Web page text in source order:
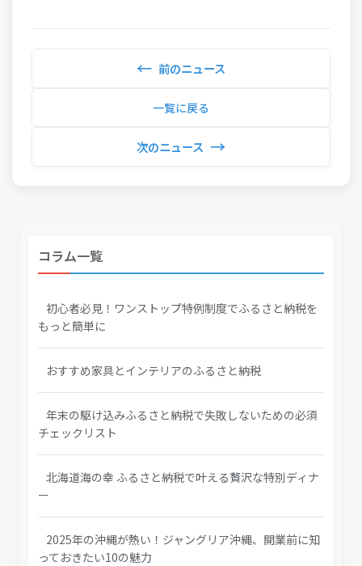
← 前のニュース
一覧に戻る
次のニュース →
コラム一覧
初心者必見！ワンストップ特例制度でふるさと納税を
もっと簡単に
おすすめ家具とインテリアのふるさと納税
年末の駆け込みふるさと納税で失敗しないための必須
チェックリスト
北海道海の幸 ふるさと納税で叶える贅沢な特別ディナ
ー
2025年の沖縄が熱い！ジャングリア沖縄、開業前に知
っておきたい10の魅力